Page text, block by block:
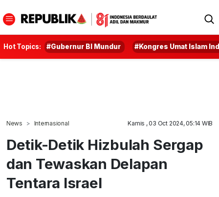
Hot Topics: #Gubernur BI Mundur #Kongres Umat Islam
News Internasional Kamis , 03 Oct 2024, 05:14 WIB
Detik-Detik Hizbulah Sergap
dan Tewaskan Delapan
Tentara Israel